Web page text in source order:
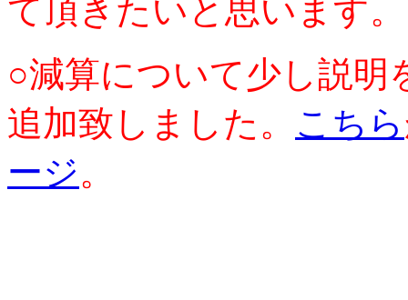
て頂きたいと思います。
○減算について少し説明
追加致しました。 こちら
ージ。